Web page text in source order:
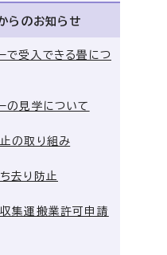
らのお知らせ
で受入できる畳につ
の見学について
の取り組み
去り防止
集運搬業許可申請